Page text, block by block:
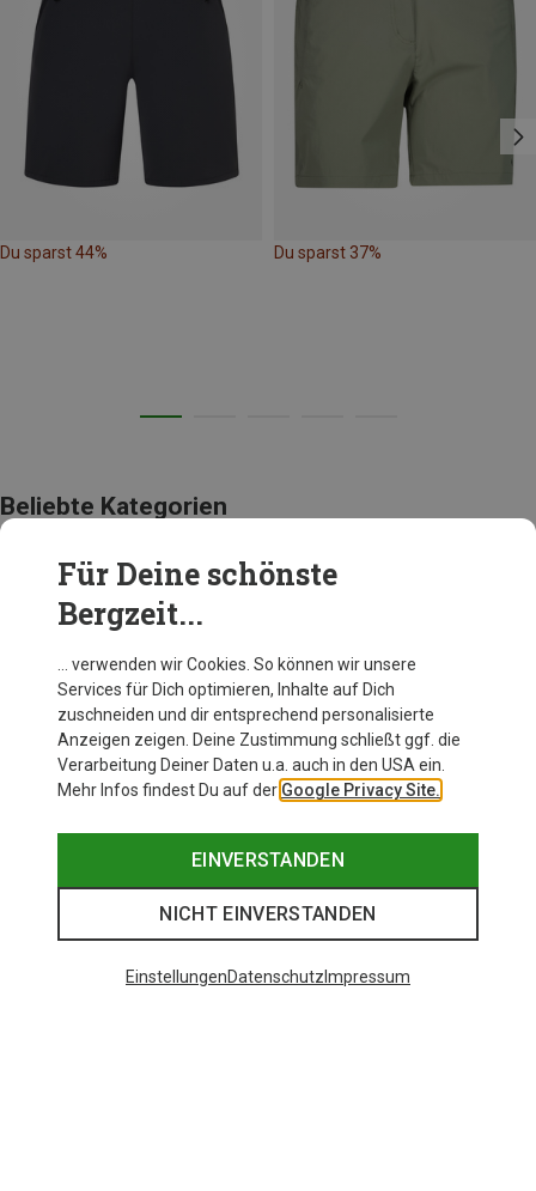
Du sparst 44% Du sparst 37%
Beliebte Kategorien
BEKLEIDUNG
Für Deine schönste
Bergzeit...
… verwenden wir Cookies. So können wir unsere
Services für Dich optimieren, Inhalte auf Dich
zuschneiden und dir entsprechend personalisierte
Anzeigen zeigen. Deine Zustimmung schließt ggf. die
Verarbeitung Deiner Daten u.a. auch in den USA ein.
Mehr Infos findest Du auf der Google Privacy Site.
EINVERSTANDEN
NICHT EINVERSTANDEN
EinstellungenDatenschutz Impressum